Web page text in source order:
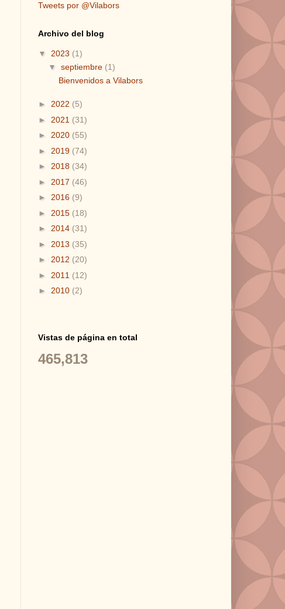
Tweets por @Vilabors
Archivo del blog
▼ 2023 (1)
▼ septiembre (1)
Bienvenidos a Vilabors
► 2022 (5)
► 2021 (31)
► 2020 (55)
► 2019 (74)
► 2018 (34)
► 2017 (46)
► 2016 (9)
► 2015 (18)
► 2014 (31)
► 2013 (35)
► 2012 (20)
► 2011 (12)
► 2010 (2)
Vistas de página en total
465,813